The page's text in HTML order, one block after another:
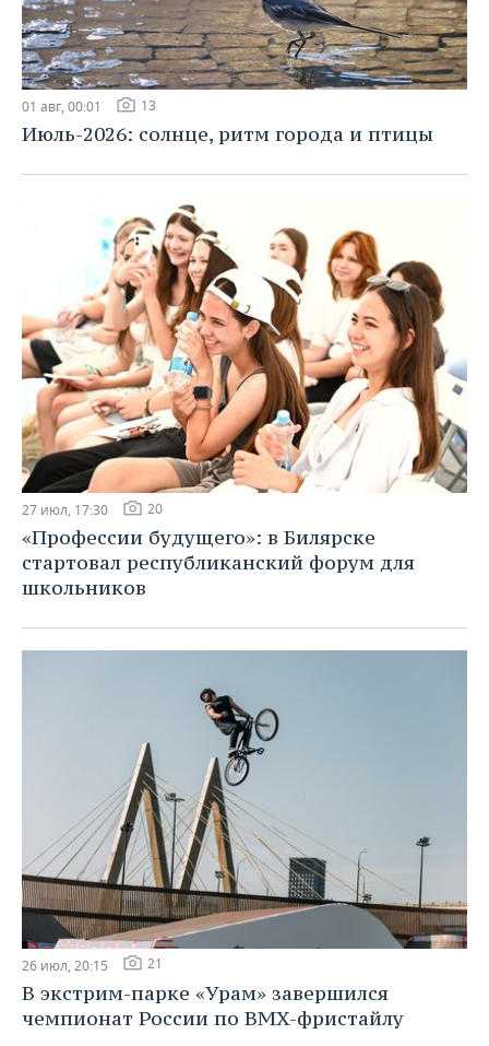
01 авг, 00:01 13
Июль-2026: солнце, ритм города и птицы
27 июл, 17:30 20
«Профессии будущего»: в Билярске
стартовал республиканский форум для
школьников
26 июл, 20:15 21
В экстрим-парке «Урам» завершился
чемпионат России по BMX-фристайлу